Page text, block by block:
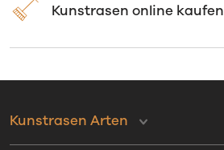
Kunstrasen online kaufen
Kunstrasen Arten